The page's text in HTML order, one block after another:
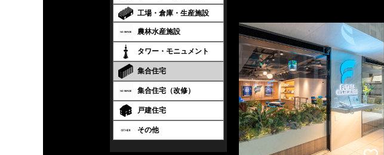
工場・倉庫・生産施設
農林水産施設
タワー・モニュメント
集合住宅
集合住宅（改修）
戸建住宅
その他